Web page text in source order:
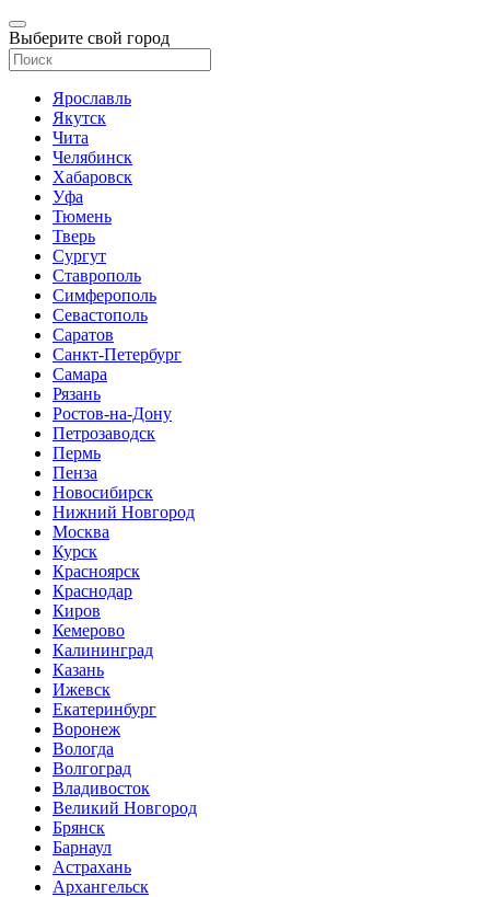
Выберите свой город
Ярославль
Якутск
Чита
Челябинск
Хабаровск
Уфа
Тюмень
Тверь
Сургут
Ставрополь
Симферополь
Севастополь
Саратов
Санкт-Петербург
Самара
Рязань
Ростов-на-Дону
Петрозаводск
Пермь
Пенза
Новосибирск
Нижний Новгород
Москва
Курск
Красноярск
Краснодар
Киров
Кемерово
Калининград
Казань
Ижевск
Екатеринбург
Воронеж
Вологда
Волгоград
Владивосток
Великий Новгород
Брянск
Барнаул
Астрахань
Архангельск